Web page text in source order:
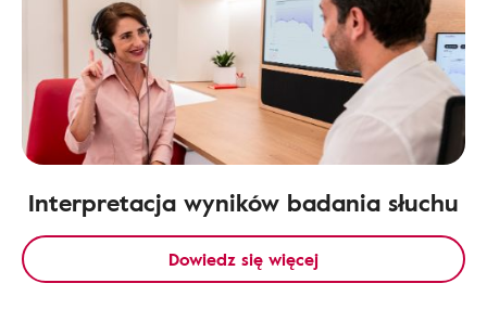
Interpretacja wyników badania słuchu
Dowiedz się więcej